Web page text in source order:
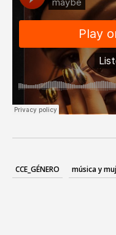
CCE_GÉNERO música y